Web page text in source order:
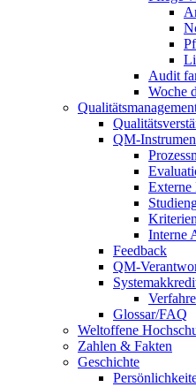
Audit
Woche
QM-
Externe
Interne
Feedback
QM-
Glossar/FAQ
Weltoffene
Zahlen & Fakten
Geschichte